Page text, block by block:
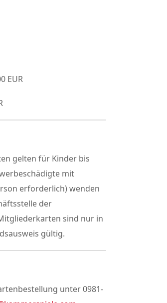
EUR
gelten für Kinder bis
mit
erforderlich) wenden
der
sind nur in
gültig.
unter 0981-